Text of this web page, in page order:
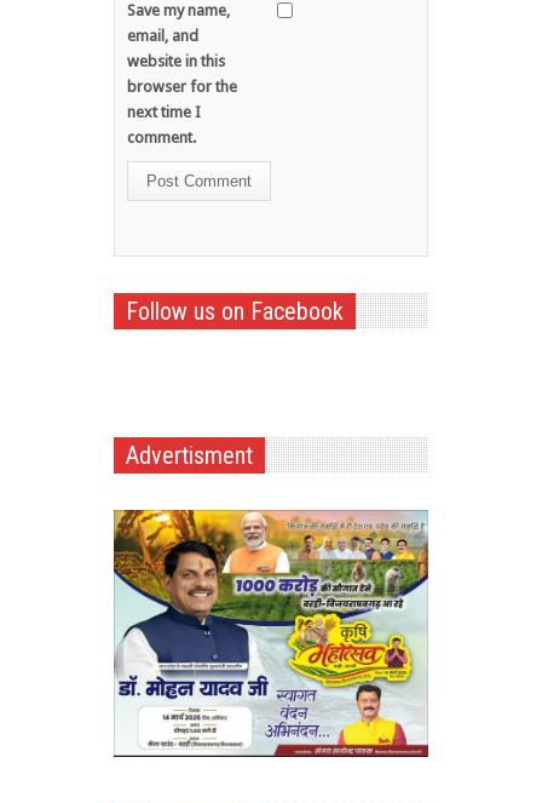
Save my name,
email, and
website in this
browser for the
next time I
comment.
Follow us on Facebook
Advertisment